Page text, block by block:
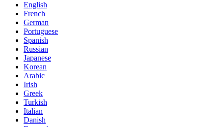
English
French
German
Portuguese
Spanish
Russian
Japanese
Korean
Arabic
Irish
Greek
Turkish
Italian
Danish